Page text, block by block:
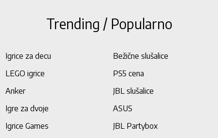
Trending / Popularno
Igrice za decu
Bežične slušalice
LEGO igrice
PS5 cena
Anker
JBL slušalice
Igre za dvoje
ASUS
Igrice Games
JBL Partybox